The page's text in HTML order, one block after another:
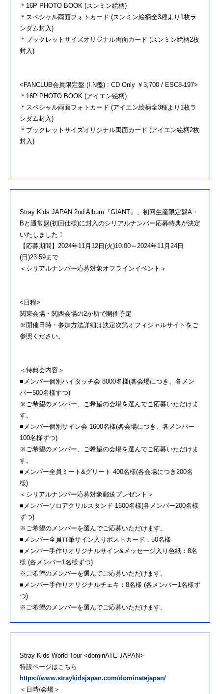
＊16P PHOTO BOOK (スンミン絵柄)
＊スペシャル両面フォトカード (スンミン絵柄全3種より1枚ラ
ンダム封入)
＊ブックレットサイズオリジナル両面カード (スンミン絵柄2枚
封入)
<FANCLUB会員限定盤 (I.N盤) : CD Only ￥3,700 / ESC8-197>
＊16P PHOTO BOOK (アイエン絵柄)
＊スペシャル両面フォトカード (アイエン絵柄全3種より1枚ラ
ンダム封入)
＊ブックレットサイズオリジナル両面カード (アイエン絵柄2枚
封入)
Stray Kids JAPAN 2nd Album『GIANT』、初回生産限定盤A・
Bと通常盤(初回仕様)に封入のシリアルナンバー応募特典が決定
いたしました！
【応募期間】2024年11月12日(火)10:00～2024年11月24日
(日)23:59まで
＜シリアルナンバー応募対象オフラインイベント＞
<日程>
関東会場・関西会場の2か所で開催予定
※開催日時・参加方法詳細は決定次第オフィシャルサイトをご
参照ください。
＜特典会内容＞
■メンバー個別ハイタッチ会 8000名様(各会場につき、各メン
バー500名様すつ)
※ご希望のメンバー、ご希望の会場を選んでご応募いただけま
す。
■メンバー個別サイン会 1600名様(各会場につき、各メンバー
100名様ずつ)
※ご希望のメンバー、ご希望の会場を選んでご応募いただけま
す。
■メンバー全員ミート&グリート 400名様(各会場につき200名
様)
＜シリアルナンバー応募対象郵送プレゼント＞
■メンバーソロアクリルスタンド 1600名様(各メンバー200名様
ずつ)
※ご希望のメンバーを選んでご応募いただけます。
■メンバー全員直筆サイン入りポストカード：50名様
■メンバー手作りオリジナルサイン&メッセージ入り色紙：8名
様 (各メンバー1名様ずつ)
※ご希望のメンバーを選んでご応募いただけます。
■メンバー手作りオリジナルチェキ：8名様 (各メンバー1名様ず
つ)
※ご希望のメンバーを選んでご応募いただけます。
Stray Kids World Tour <dominATE JAPAN>
特設ページはこちら
https://www.straykidsjapan.com/dominatejapan/
＜日時/会場＞